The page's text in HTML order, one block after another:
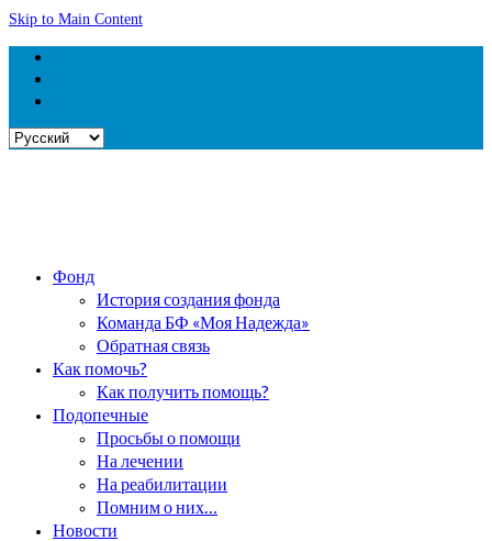
Skip to Main Content
Выбрать
Фонд
История создания фонда
Команда БФ «Моя Надежда»
Обратная связь
Как помочь?
Как получить помощь?
Подопечные
Просьбы о помощи
На лечении
На реабилитации
Помним о них…
Новости